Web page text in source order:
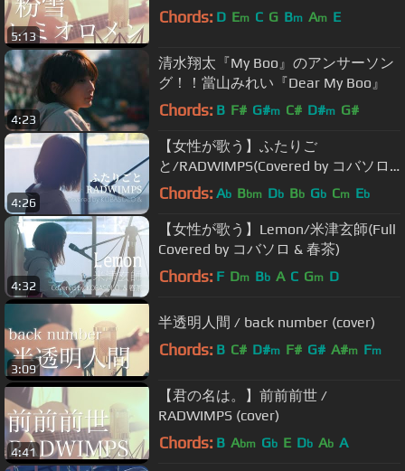
5:13
Chords: D Em C G Bm Am E
4:23
清水翔太『My Boo』のアンサーソン
グ！！當山みれい『Dear My Boo』
Chords: B F# G#m C# D#m G#
4:26
【女性が歌う】ふたりご
と/RADWIMPS(Covered by コバソロ
& 春茶)
Chords: Ab Bbm Db Bb Gb Cm Eb
4:32
【女性が歌う】Lemon/米津玄師(Full
Covered by コバソロ & 春茶)
Chords: F Dm Bb A C Gm D
3:09
半透明人間 / back number (cover)
Chords: B C# D#m F# G# A#m Fm
4:41
【君の名は。】前前前世 /
RADWIMPS (cover)
Chords: B Abm Gb E Db Ab A